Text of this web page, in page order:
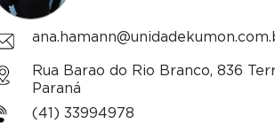
Rua Barao do Rio Branco, 836
Paraná
(41) 33994978